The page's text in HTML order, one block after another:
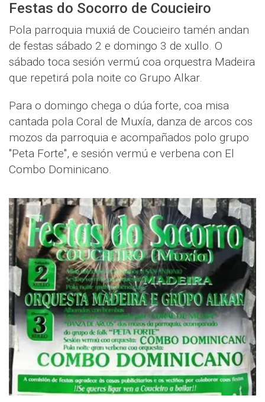
Festas do Socorro de Coucieiro
Pola parroquia muxiá de Coucieiro tamén andan
de festas sábado 2 e domingo 3 de xullo. O
sábado toca sesión vermú coa orquestra Madeira
que repetirá pola noite co Grupo Alkar.
Para o domingo chega o dúa forte, coa misa
cantada pola Coral de Muxía, danza de arcos cos
mozos da parroquia e acompañados polo grupo
"Peta Forte", e sesión vermú e verbena con El
Combo Dominicano.